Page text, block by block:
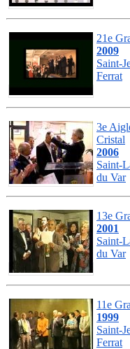
21e
2009
Saint-
Ferrat
3e
Cristal
2006
Saint-
du Var
13e
2001
Saint-
du Var
11e
1999
Saint-
Ferrat